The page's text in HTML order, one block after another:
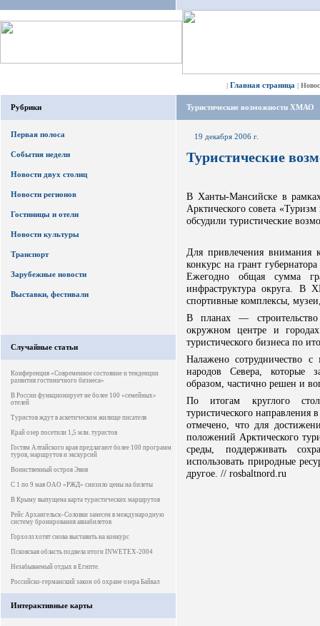
| Главная страница |
Рубрики
Первая полоса
События недели
Новости двух столиц
Новости регионов
Гостиницы и отели
Новости культуры
Транспорт
Зарубежные новости
Выставки, фестивали
Случайные статьи
Конференция «Современное состояние и тенденции
развития гостиничного бизнеса»
В России функционирует не более 100 «семейных»
отелей
Туристов ждут в аскетическом жилище писателя
Край озер посетили 1,5 млн. туристов
Гостям Алтайского края предлагают более 100 программ
туров, маршрутов и экскурсий
Воинственный остров Эвия
С 1 по 9 мая ОАО «РЖД» снизило цены на билеты
В Крыму выпущена карта туристических маршрутов
Рейс Архангельск–Соловки занесен в международную
систему бронирования авиабилетов
Горхолл хотят снова выставить на конкурс
Псковская область подвела итоги INWETEX-2004
Незабываемый отдых в Египте.
Российско-германский закон об охране озера Байкал
Интерактивные карты
Туристические возможности ХМАО
19 декабря 2006 г.
Туристические
В Ханты-Мансийске в
Арктического совета
обсудили туристические
Для привлечения внимания
конкурс на грант
Ежегодно общая сумма
инфраструктура округа. В
спортивные комплексы,
В планах —
окружном центре и
туристического бизнеса по
Налажено сотрудничество
народов Севера, которые
образом, частично решен и
По итогам круглого
туристического направления
отмечено, что для
положений Арктического
среды, поддерживать
использовать природные
другое. // rosbaltnord.ru